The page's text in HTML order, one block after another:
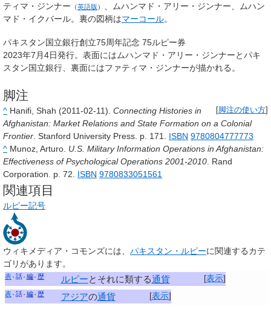
ティマ・ジンナー （英語版 ）
、ムハンマド・アリー・ジンナー、ムハン
マド・イクバール。裏の図柄はマーコール。
パキスタン国立銀行創立75周年記念 75ルピー券
2023年7月4日発行。表面にはムハンマド・アリー・ジンナーとパキ
スタン国立銀行、裏面にはファティマ・ジンナーが描かれる。
脚注
脚注の使い方
^ Hanifi, Shah (2011-02-11). Connecting Histories in
Afghanistan: Market Relations and State Formation on a Colonial
Frontier . Stanford University Press. p. 171. ISBN 9780804777773
^ Munoz, Arturo. U.S. Military Information Operations in Afghanistan:
Effectiveness of Psychological Operations 2001-2010 . Rand
Corporation. p. 72. ISBN 9780833051561
関連項目
ルピー記号
ウィキメディア・コモンズには、 パキスタン・ルピーに関連するカテ
ゴリがあります。
[表示]
表 話 編 歴 ルピーとそれに類する通貨
[表示]
表 話 編 歴 アジアの通貨